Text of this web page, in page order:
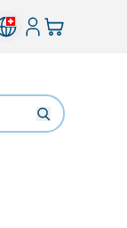
LoginIl tuo carrello